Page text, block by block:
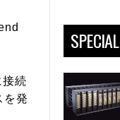
続
を発
SPECIAL